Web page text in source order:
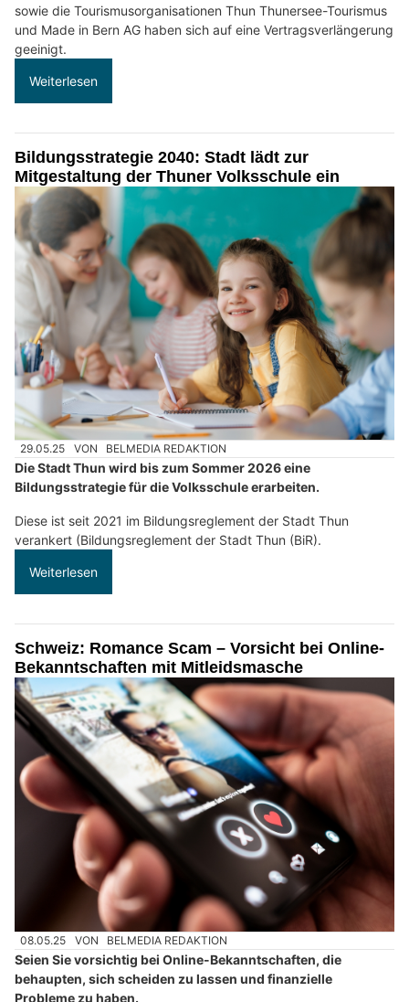
sowie die Tourismusorganisationen Thun Thunersee-Tourismus
und Made in Bern AG haben sich auf eine Vertragsverlängerung
geeinigt.
Weiterlesen
Bildungsstrategie 2040: Stadt lädt zur
Mitgestaltung der Thuner Volksschule ein
29.05.25 VON BELMEDIA REDAKTION
Die Stadt Thun wird bis zum Sommer 2026 eine
Bildungsstrategie für die Volksschule erarbeiten.
Diese ist seit 2021 im Bildungsreglement der Stadt Thun
verankert (Bildungsreglement der Stadt Thun (BiR).
Weiterlesen
Schweiz: Romance Scam – Vorsicht bei Online-
Bekanntschaften mit Mitleidsmasche
08.05.25 VON BELMEDIA REDAKTION
Seien Sie vorsichtig bei Online-Bekanntschaften, die
behaupten, sich scheiden zu lassen und finanzielle
Probleme zu haben.